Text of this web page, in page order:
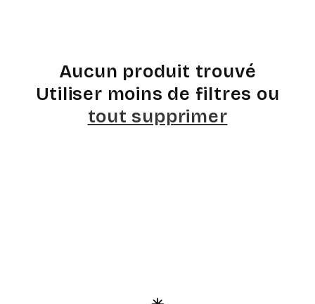
i
Aucun produit trouvé
Utiliser moins de filtres ou
tout supprimer